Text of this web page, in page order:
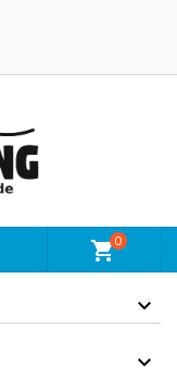
shopping_cart0